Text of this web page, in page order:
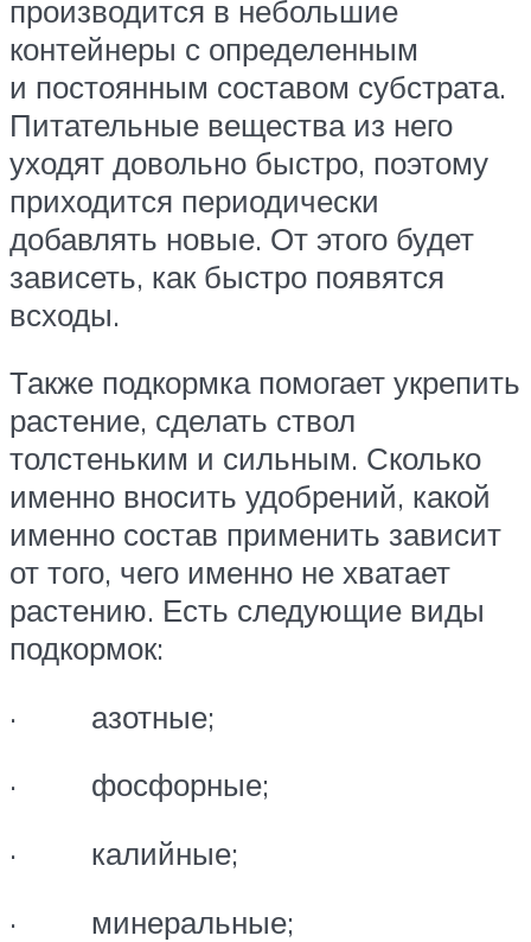
производится в небольшие
контейнеры с определенным
и постоянным составом субстрата.
Питательные вещества из него
уходят довольно быстро, поэтому
приходится периодически
добавлять новые. От этого будет
зависеть, как быстро появятся
всходы.
Также подкормка помогает укрепить
растение, сделать ствол
толстеньким и сильным. Сколько
именно вносить удобрений, какой
именно состав применить зависит
от того, чего именно не хватает
растению. Есть следующие виды
подкормок:
· азотные;
· фосфорные;
· калийные;
· минеральные;